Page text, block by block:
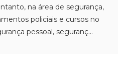
na área de segurança,
policiais e cursos no
pessoal, seguranç...